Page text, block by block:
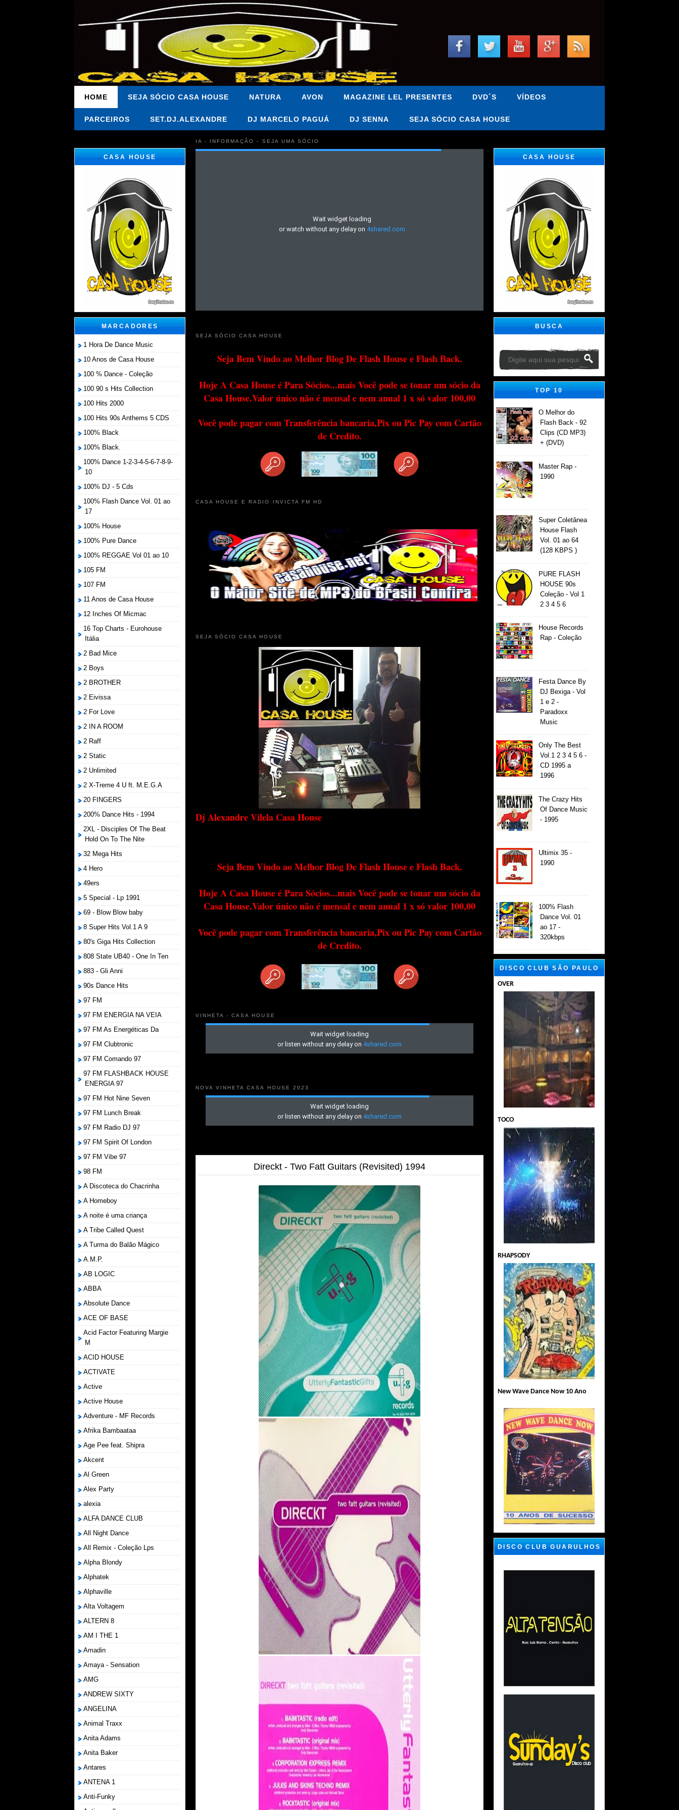
HOME SEJA SÓCIO CASA HOUSE NATURA AVON MAGAZINE LEL PRESENTES DVD´S VÍDEOS
PARCEIROS SET.DJ.ALEXANDRE DJ MARCELO PAGUÁ DJ SENNA SEJA SÓCIO CASA HOUSE
CASA HOUSE
MARCADORES
1 Hora De Dance Music
10 Anos de Casa House
100 % Dance - Coleção
100 90 s Hits Collection
100 Hits 2000
100 Hits 90s Anthems 5 CDS
100% Black
100% Black.
100% Dance 1-2-3-4-5-6-7-8-9-
10
100% DJ - 5 Cds
100% Flash Dance Vol. 01 ao
17
100% House
100% Pure Dance
100% REGGAE Vol 01 ao 10
105 FM
107 FM
11 Anos de Casa House
12 Inches Of Micmac
16 Top Charts - Eurohouse
Itália
2 Bad Mice
2 Boys
2 BROTHER
2 Eivissa
2 For Love
2 IN A ROOM
2 Raff
2 Static
2 Unlimited
2 X-Treme 4 U ft. M.E.G.A
20 FINGERS
200% Dance Hits - 1994
2XL - Disciples Of The Beat
Hold On To The Nite
32 Mega Hits
4 Hero
49ers
5 Special - Lp 1991
69 - Blow Blow baby
8 Super Hits Vol.1 A 9
80's Giga Hits Collection
808 State UB40 - One In Ten
883 - Gli Anni
90s Dance Hits
97 FM
97 FM ENERGIA NA VEIA
97 FM As Energéticas Da
97 FM Clubtronic
97 FM Comando 97
97 FM FLASHBACK HOUSE
ENERGIA 97
97 FM Hot Nine Seven
97 FM Lunch Break
97 FM Radio DJ 97
97 FM Spirit Of London
97 FM Vibe 97
98 FM
A Discoteca do Chacrinha
A Homeboy
A noite é uma criança
A Tribe Called Quest
A Turma do Balão Mágico
A.M.P.
AB LOGIC
ABBA
Absolute Dance
ACE OF BASE
Acid Factor Featuring Margie
M
ACID HOUSE
ACTIVATE
Active
Active House
Adventure - MF Records
Afrika Bambaataa
Age Pee feat. Shipra
Akcent
Al Green
Alex Party
alexia
ALFA DANCE CLUB
All Night Dance
All Remix - Coleção Lps
Alpha Blondy
Alphatek
Alphaville
Alta Voltagem
ALTERN 8
AM I THE 1
Amadin
Amaya - Sensation
AMG
ANDREW SIXTY
ANGELINA
Animal Traxx
Anita Adams
Anita Baker
Antares
ANTENA 1
Anti-Funky
IA - INFORMAÇÃO - SEJA UMA SÓCIO
SEJA SÓCIO CASA HOUSE
Seja Bem Vindo ao Melhor Blog De Flash House e Flash Back.
Hoje A Casa House é Para Sócios...mais Você pode se tonar um sócio da
Casa House.Valor único não é mensal e nem anual 1 x só valor 100,00
Você pode pagar com Transferência bancaria,Pix ou Pic Pay com Cartão
de Credito.
CASA HOUSE E RADIO INVICTA FM HD
SEJA SÓCIO CASA HOUSE
Dj Alexandre Vilela Casa House
Seja Bem Vindo ao Melhor Blog De Flash House e Flash Back.
Hoje A Casa House é Para Sócios...mais Você pode se tonar um sócio da
Casa House.Valor único não é mensal e nem anual 1 x só valor 100,00
Você pode pagar com Transferência bancaria,Pix ou Pic Pay com Cartão
de Credito.
VINHETA - CASA HOUSE
NOVA VINHETA CASA HOUSE 2023
Direckt - Two Fatt Guitars (Revisited) 1994
CASA HOUSE
BUSCA
TOP 10
O Melhor do
Flash Back - 92
Clips (CD MP3)
+ (DVD)
Master Rap -
1990
Super Coletânea
House Flash
Vol. 01 ao 64
(128 KBPS )
PURE FLASH
HOUSE 90s
Coleção - Vol 1
2 3 4 5 6
House Records
Rap - Coleção
Festa Dance By
DJ Bexiga - Vol
1 e 2 -
Paradoxx
Music
Only The Best
Vol.1 2 3 4 5 6 -
CD 1995 a
1996
The Crazy Hits
Of Dance Music
- 1995
Ultimix 35 -
1990
100% Flash
Dance Vol. 01
ao 17 -
320kbps
DISCO CLUB SÃO PAULO
OVER
TOCO
RHAPSODY
New Wave Dance Now 10 Ano
DISCO CLUB GUARULHOS